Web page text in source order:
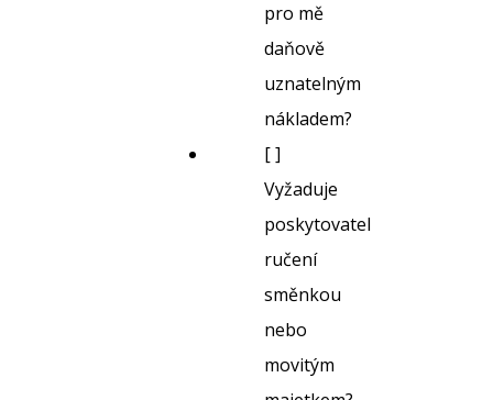
pro mě
daňově
uznatelným
nákladem?
[ ]
Vyžaduje
poskytovatel
ručení
směnkou
nebo
movitým